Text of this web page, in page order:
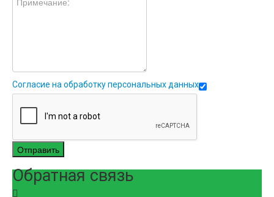
Согласие на обработку персональных данных
Отправить
Обратная связь